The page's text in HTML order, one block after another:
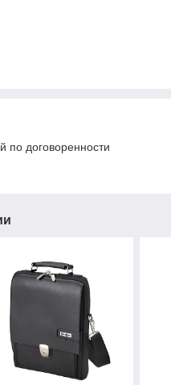
по договоренности